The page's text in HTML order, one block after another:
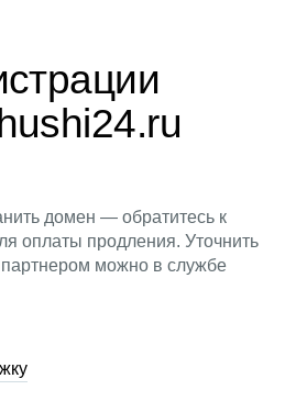
домен — обратитесь к
оплаты продления. Уточнить
партнером можно в службе